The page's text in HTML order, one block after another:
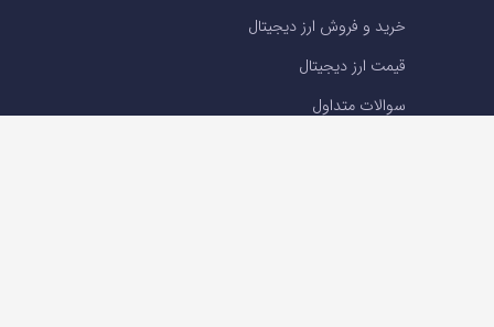
خرید و فروش ارز دیجیتال
قیمت ارز دیجیتال
سوالات متداول